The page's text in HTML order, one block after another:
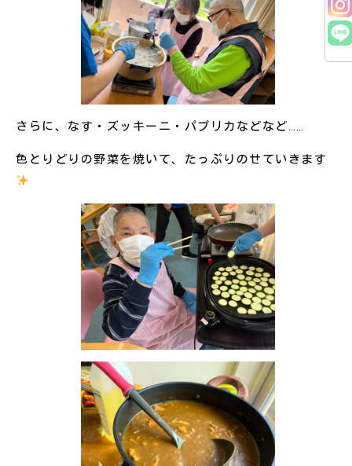
さらに、なす・ズッキーニ・パプリカなどなど……
色とりどりの野菜を焼いて、たっぷりのせていきます